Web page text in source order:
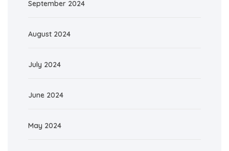
September 2024
August 2024
July 2024
June 2024
May 2024